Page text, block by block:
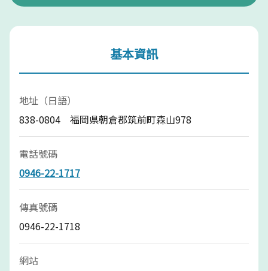
基本資訊
地址（日語）
838-0804 福岡県朝倉郡筑前町森山978
電話號碼
0946-22-1717
傳真號碼
0946-22-1718
網站